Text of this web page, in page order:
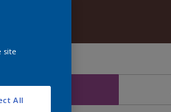
1 L
site
All